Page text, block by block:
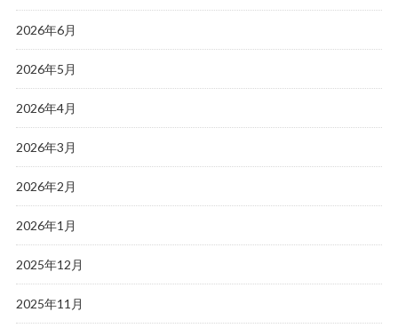
2026年6月
2026年5月
2026年4月
2026年3月
2026年2月
2026年1月
2025年12月
2025年11月